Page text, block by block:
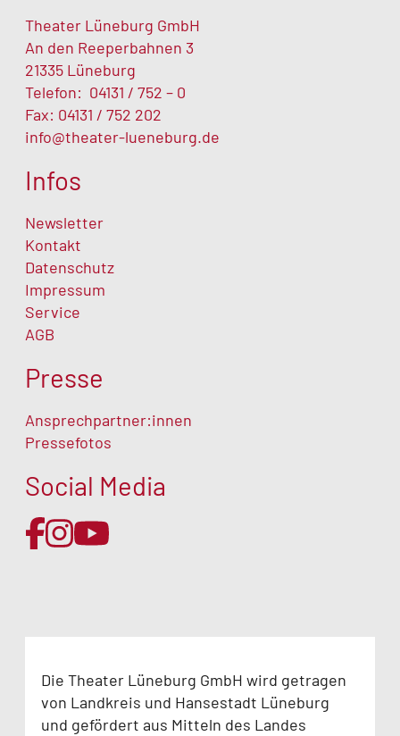
Theater Lüneburg GmbH
An den Reeperbahnen 3
21335 Lüneburg
Telefon: 04131 / 752 – 0
Fax: 04131 / 752 202
info@theater-lueneburg.de
Infos
Newsletter
Kontakt
Datenschutz
Impressum
Service
AGB
Presse
Ansprechpartner:innen
Pressefotos
Social Media
Die Theater Lüneburg GmbH wird getragen
von Landkreis und Hansestadt Lüneburg
und gefördert aus Mitteln des Landes